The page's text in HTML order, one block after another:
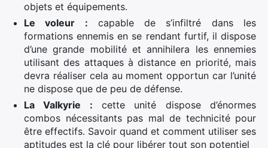
objets et équipements.
Le voleur : capable de s’infiltré dans les
formations ennemis en se rendant furtif, il dispose
d’une grande mobilité et annihilera les ennemies
utilisant des attaques à distance en priorité, mais
devra réaliser cela au moment opportun car l’unité
ne dispose que de peu de défense.
La Valkyrie : cette unité dispose d’énormes
combos nécessitants pas mal de technicité pour
être effectifs. Savoir quand et comment utiliser ses
aptitudes est la clé pour libérer tout son potentiel